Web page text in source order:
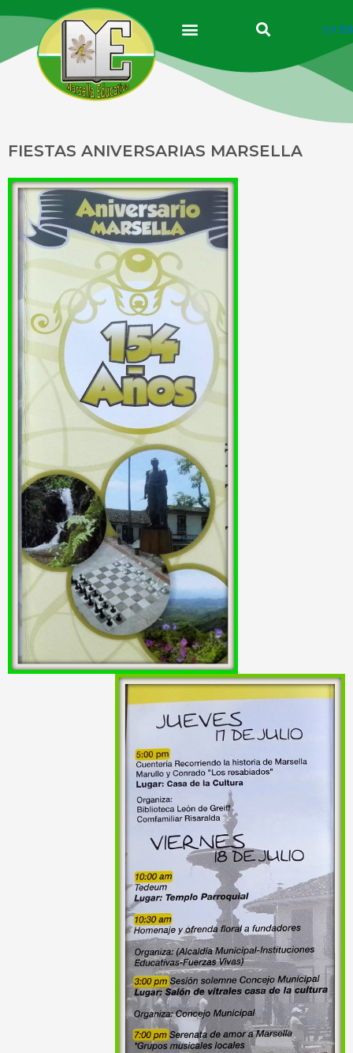
contenido
EN ES
FIESTAS ANIVERSARIAS MARSELLA